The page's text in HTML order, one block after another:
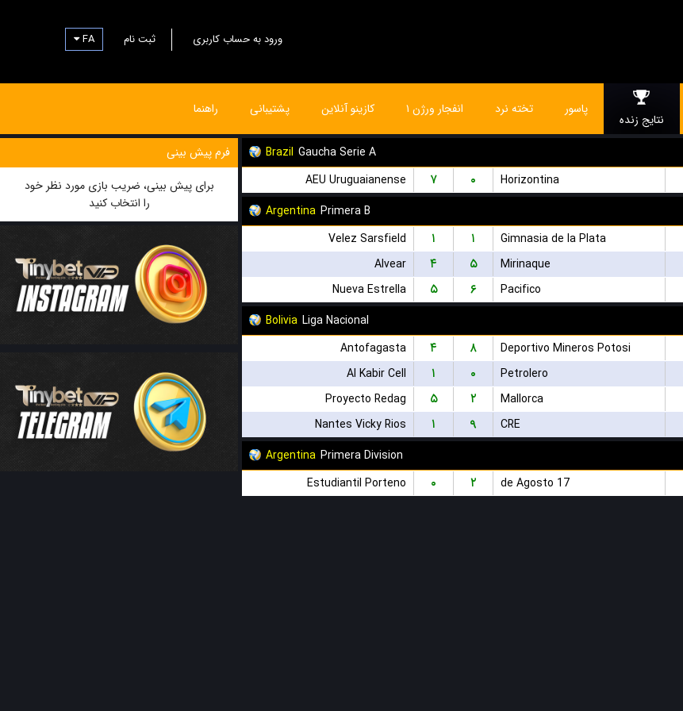
ورود به حساب کاربری ثبت نام FA
نتایج زنده
پاسور تخته نرد انفجار ورژن ۱ کازینو آنلاین پشتیبانی راهنما
Brazil Gaucha Serie A
AEU Uruguaianense
۷ ۰ Horizontina
Argentina Primera B
Velez Sarsfield
۱ ۱ Gimnasia de la Plata
Alvear
۴ ۵ Mirinaque
Nueva Estrella
۵ ۶ Pacifico
Bolivia Liga Nacional
Antofagasta
۴ ۸ Deportivo Mineros Potosi
Al Kabir Cell
۱ ۰ Petrolero
Proyecto Redag
۵ ۲ Mallorca
Nantes Vicky Rios
۱ ۹ CRE
Argentina Primera Division
Estudiantil Porteno
۰ ۲ 17 de Agosto
فرم پیش بینی
برای پیش بینی، ضریب بازی مورد نظر خود
را انتخاب کنید